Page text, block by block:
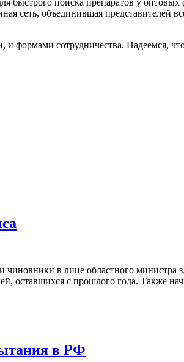
быстрого поиска препаратов у
сеть, объединившая представителей
формами сотрудничества. Надеемся,
чиновники в лице областного министра
оставшихся с прошлого года. Также
в РФ